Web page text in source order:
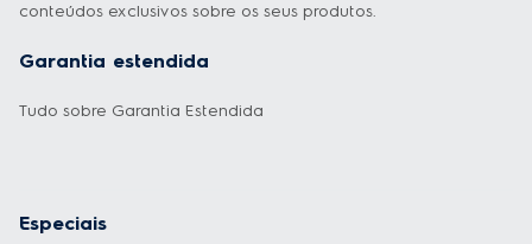
conteúdos exclusivos sobre os seus produtos.
Garantia estendida
Tudo sobre Garantia Estendida
Especiais